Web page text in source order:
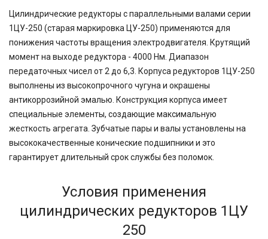
Цилиндрические редукторы с параллельными валами серии
1ЦУ-250 (старая маркировка ЦУ-250) применяются для
понижения частоты вращения электродвигателя. Крутящий
момент на выходе редуктора - 4000 Нм. Диапазон
передаточных чисел от 2 до 6,3. Корпуса редукторов 1ЦУ-250
выполнены из высокопрочного чугуна и окрашены
антикоррозийной эмалью. Конструкция корпуса имеет
специальные элементы, создающие максимальную
жесткость агрегата. Зубчатые пары и валы установлены на
высококачественные конические подшипники и это
гарантирует длительный срок службы без поломок.
Условия применения
цилиндрических редукторов 1ЦУ
250